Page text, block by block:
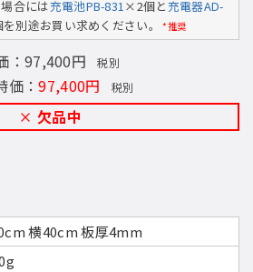
合には充電池PB-831×2個と充電器AD-
別途お買い求めください。 *推奨
：97,400円 税別
価：97,400円 税別
欠品中
横40cm 板厚4mm